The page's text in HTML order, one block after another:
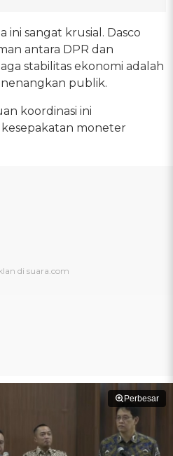
ini sangat krusial. Dasco
antara DPR dan
stabilitas ekonomi adalah
publik.
koordinasi ini
moneter
Perbesar